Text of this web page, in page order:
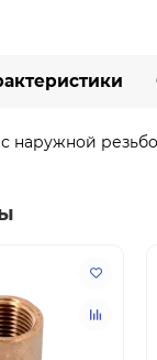
наружной